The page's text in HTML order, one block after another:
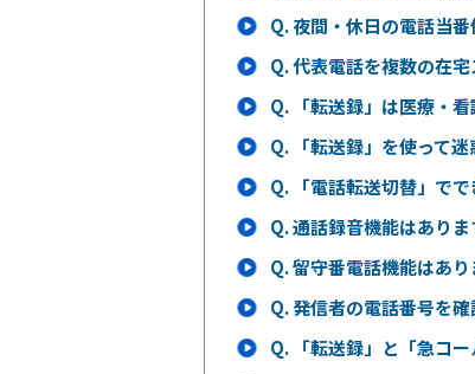
Q.夜間・休日の電話当
Q.代表電話を複数の在
Q. 「転送録」は医療・
Q. 「転送録」を使って
Q. 「電話転送切替」で
Q.通話録音機能はありま
Q.留守番電話機能はあり
Q.発信者の電話番号を
Q. 「転送録」と「急コ